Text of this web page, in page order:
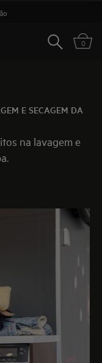
Pesquisar
0
E SECAGEM DA
na lavagem e